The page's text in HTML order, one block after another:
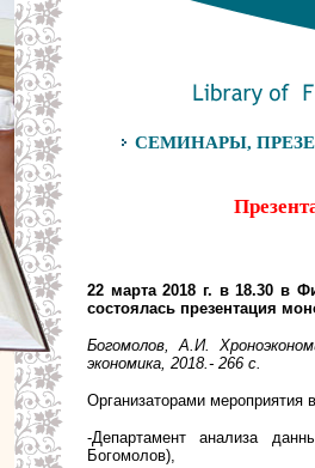
СЕМИНАРЫ,
22 марта 2018 г. в 18.30 в
состоялась презентация
Богомолов, А.И.
экономика, 2018.- 266 с.
Организаторами мероприятия
-Департамент анализа
Богомолов),